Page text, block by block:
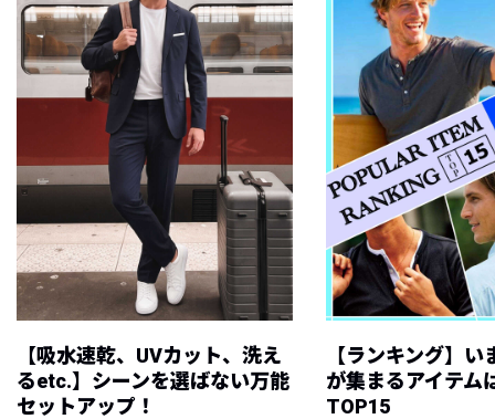
【吸水速乾、UVカット、洗え
るetc.】シーンを選ばない万能
セットアップ！
【ランキング】
が集まるアイテム
TOP15